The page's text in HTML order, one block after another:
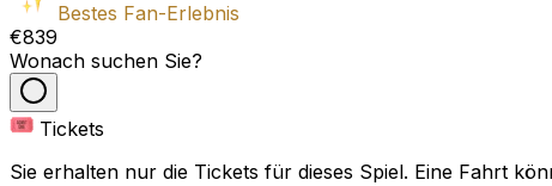
Bestes Fan-Erlebnis
€839
Wonach suchen Sie?
Tickets
Sie erhalten nur die Tickets für dieses Spiel. Eine Fahrt